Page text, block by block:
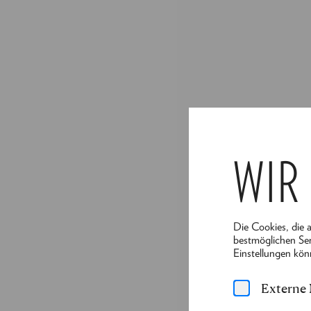
Die Cookies, die
bestmöglichen
Einstellungen
Externe